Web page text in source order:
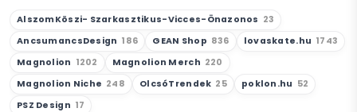
AlszomKöszi- Szarkasztikus-Vicces-Önazonos 23
AncsumancsDesign 186 GEAN Shop 836 lovaskate.hu 1743
Magnolion 1202 Magnolion Merch 220
Magnolion Niche 248 OlcsóTrendek 25 poklon.hu 52
PSZ Design 17